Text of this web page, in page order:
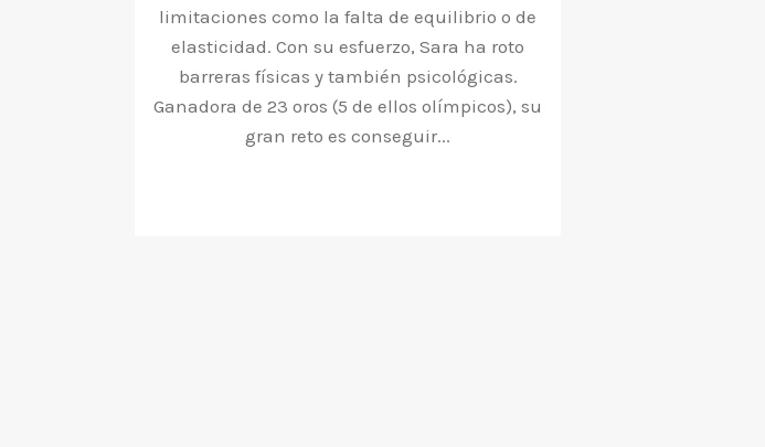
limitaciones como la falta de equilibrio o de
elasticidad. Con su esfuerzo, Sara ha roto
barreras físicas y también psicológicas.
Ganadora de 23 oros (5 de ellos olímpicos), su
gran reto es conseguir...